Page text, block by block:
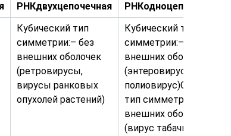
РНКдвухцепочечная РНКодноцепочечная
Кубический тип
симметрии:– без
внешних оболочек
(ретровирусы,
вирусы ранковых
опухолей растений)
Кубический тип
симметрии:– без
внешних оболочек
(энтеровирусы,
полиовирус)Спиральный
тип симметрии:– без
внешних оболочек
(вирус табачной